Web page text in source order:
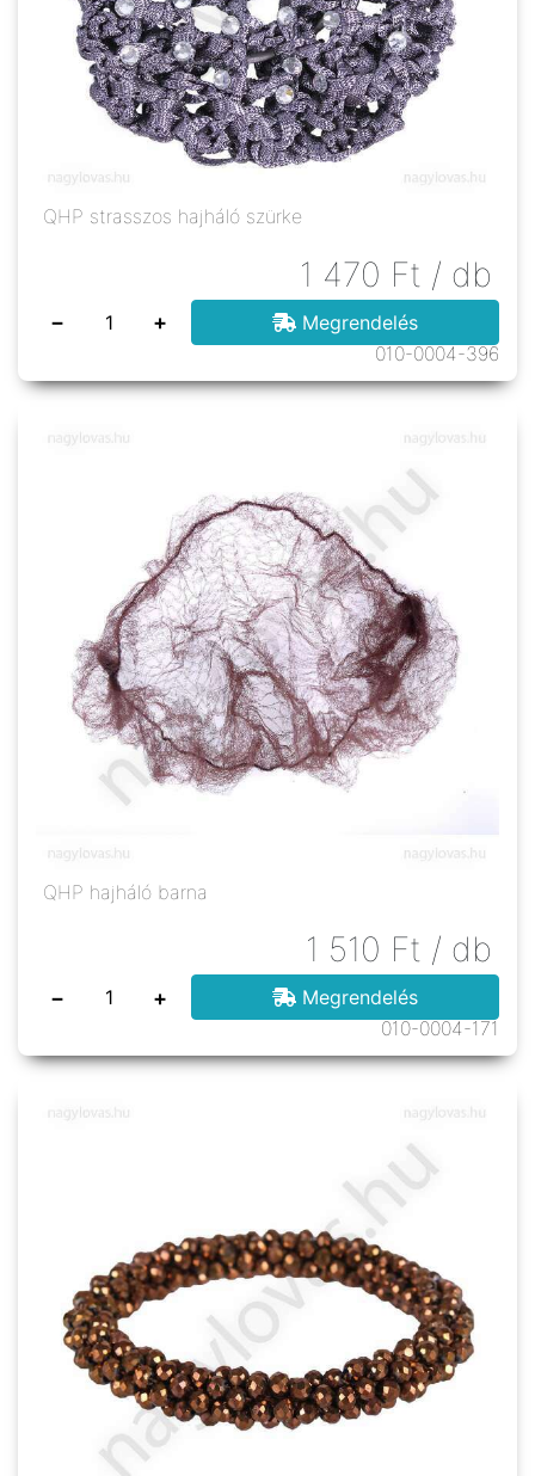
QHP strasszos hajháló szürke
1 470 Ft / db
− +
Megrendelés
010-0004-396
QHP hajháló barna
1 510 Ft / db
− +
Megrendelés
010-0004-171